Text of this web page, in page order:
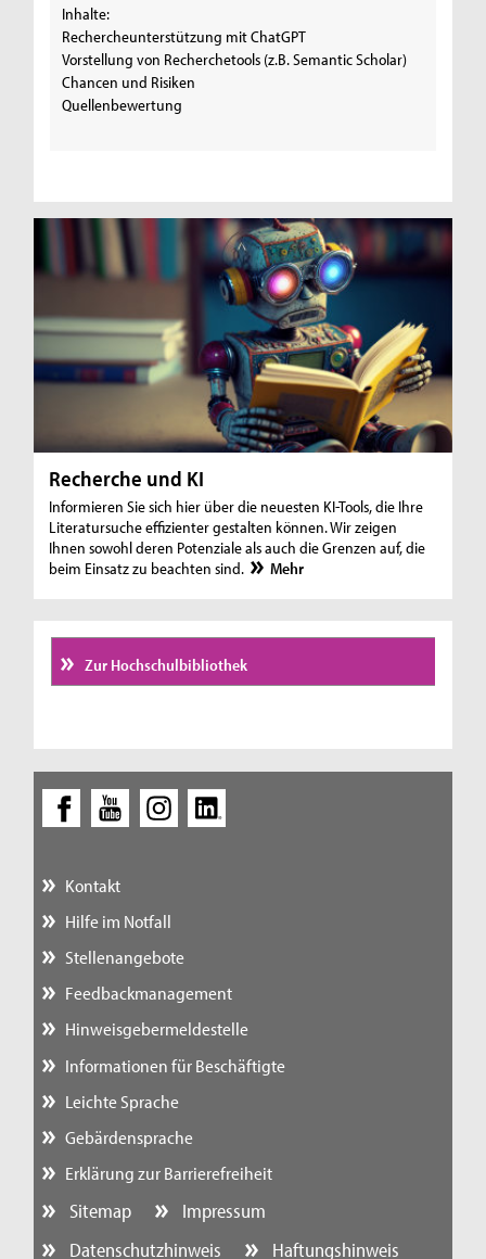
Inhalte:
Rechercheunterstützung mit ChatGPT
Vorstellung von Recherchetools (z.B. Semantic Scholar)
Chancen und Risiken
Quellenbewertung
Recherche und KI
Informieren Sie sich hier über die neuesten KI-Tools, die Ihre
Literatursuche effizienter gestalten können. Wir zeigen
Ihnen sowohl deren Potenziale als auch die Grenzen auf, die
beim Einsatz zu beachten sind.
Mehr
Zur Hochschulbibliothek
Kontakt
Hilfe im Notfall
Stellenangebote
Feedbackmanagement
Hinweisgebermeldestelle
Informationen für Beschäftigte
Leichte Sprache
Gebärdensprache
Erklärung zur Barrierefreiheit
Sitemap
Impressum
Datenschutzhinweis
Haftungshinweis